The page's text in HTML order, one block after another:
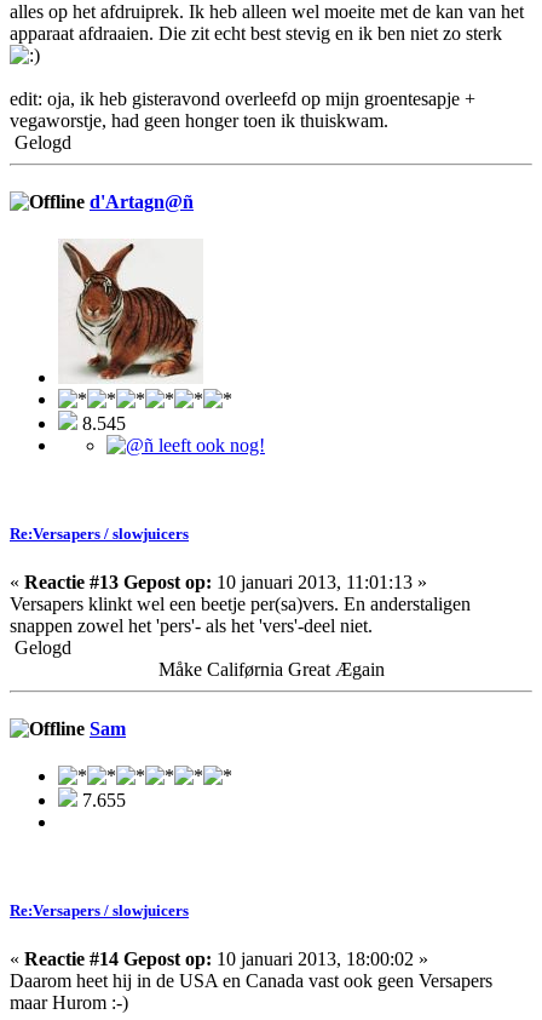
alles op het afdruiprek. Ik heb alleen wel moeite met de kan van het
apparaat afdraaien. Die zit echt best stevig en ik ben niet zo sterk
edit: oja, ik heb gisteravond overleefd op mijn groentesapje +
vegaworstje, had geen honger toen ik thuiskwam.
Gelogd
d'Artagn@ñ
8.545
Re:Versapers / slowjuicers
« Reactie #13 Gepost op: 10 januari 2013, 11:01:13 »
Versapers klinkt wel een beetje per(sa)vers. En anderstaligen
snappen zowel het 'pers'- als het 'vers'-deel niet.
Gelogd
Måke Califørnia Great Ægain
Sam
7.655
Re:Versapers / slowjuicers
« Reactie #14 Gepost op: 10 januari 2013, 18:00:02 »
Daarom heet hij in de USA en Canada vast ook geen Versapers
maar Hurom :-)